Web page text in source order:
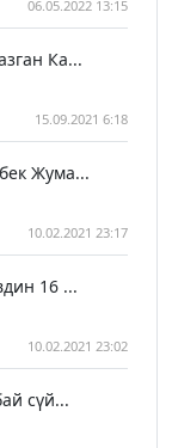
06.05.2022 13:15
Ка...
15.09.2021 6:18
Жума...
10.02.2021 23:17
16 ...
10.02.2021 23:02
сүй...